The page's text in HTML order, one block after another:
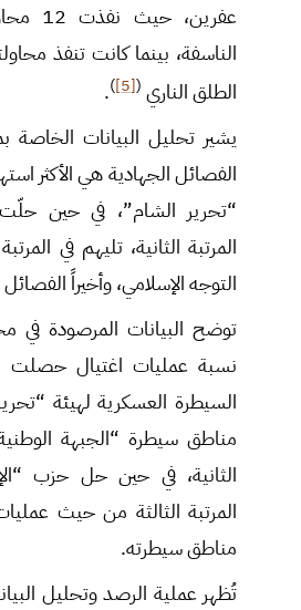
الناسفة، بينما كانت تنفذ
الطلق الناري (
[5]
)
.
يشير تحليل البيانات الخاصة
الفصائل الجهادية هي الأكثر
“تحرير الشام”، في حين
المرتبة الثانية، تليهم في
التوجه الإسلامي، وأخيراً
توضح البيانات المرصودة في
نسبة عمليات اغتيال
السيطرة العسكرية لهيئة
مناطق سيطرة “الجبهة
الثانية، في حين حل حزب
المرتبة الثالثة من حيث
مناطق سيطرته.
تُظهر عملية الرصد وتحليل